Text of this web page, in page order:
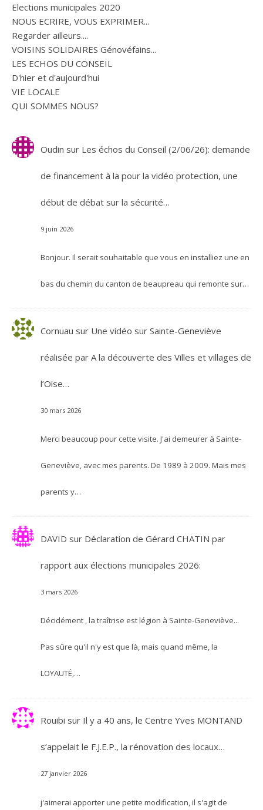
Elections municipales 2020
NOUS ECRIRE, VOUS EXPRIMER...
Regarder ailleurs....
VOISINS SOLIDAIRES Génovéfains...
LES ECHOS DU CONSEIL
D'hier et d'aujourd'hui
VIE LOCALE
QUI SOMMES NOUS?
Oudin sur Les échos du Conseil (2/06/26): demande
de financement à la pour la vidéo protection, une
début de débat sur la sécurité…
9 juin 2026
Bonjour. Il serait souhaitable que vous en installiez une en
bas du chemin du canton de beaupreau qui remonte sur…
Cornuau sur Une vidéo sur Sainte-Geneviève
réalisée par A la découverte des Villes et villages de
l’Oise…
30 mars 2026
Merci beaucoup pour cette visite. J'ai demeurer à Sainte-
Geneviève, avec mes parents. De 1989 à 2009. Mais mes
parents y…
DAVID sur Déclaration de Gérard CHATIN par
rapport aux élections municipales 2026:
3 mars 2026
Décidément , la traîtrise est légion à Sainte-Geneviève...
Pas sûre qu'il n'y est que là, mais quand même, la
LOYAUTÉ,…
Rouibi sur Il y a 40 ans, le Centre Yves MONTAND
s’appelait le F.J.E.P., la rénovation des locaux…
27 janvier 2026
j'aimerai apporter une petite modification, il s'agit de